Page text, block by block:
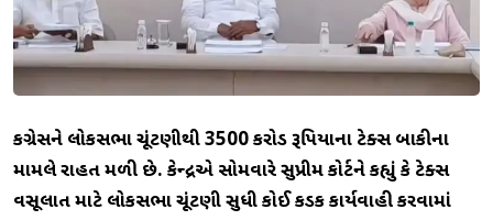
કોંગ્રેસને લોકસભા ચૂંટણીથી 3500 કરોડ રૂપિયાના ટેક્સ બાકીના
મામલે રાહત મળી છે. કેન્દ્રએ સોમવારે સુપ્રીમ કોર્ટને કહ્યું કે ટેક્સ
વસૂલાત માટે લોકસભા ચૂંટણી સુધી કોઈ કડક કાર્યવાહી કરવામાં